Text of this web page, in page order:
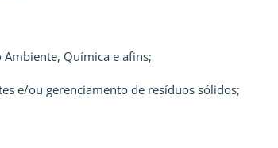
Ambiente, Química e afins;
e/ou gerenciamento de resíduos sólidos;